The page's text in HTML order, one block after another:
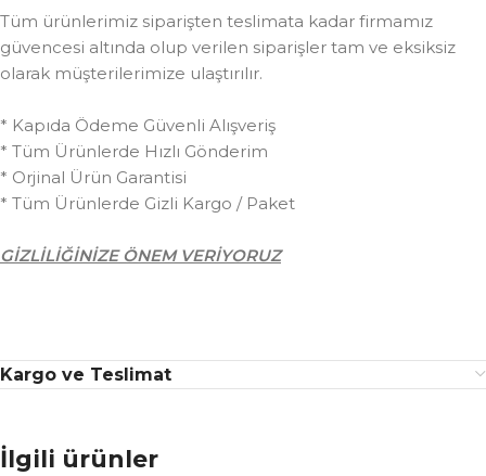
Tüm ürünlerimiz siparişten teslimata kadar firmamız
güvencesi altında olup verilen siparişler tam ve eksiksiz
olarak müşterilerimize ulaştırılır.
* Kapıda Ödeme Güvenli Alışveriş
* Tüm Ürünlerde Hızlı Gönderim
* Orjinal Ürün Garantisi
* Tüm Ürünlerde Gizli Kargo / Paket
GİZLİLİĞİNİZE ÖNEM VERİYORUZ
Kargo ve Teslimat
İlgili ürünler